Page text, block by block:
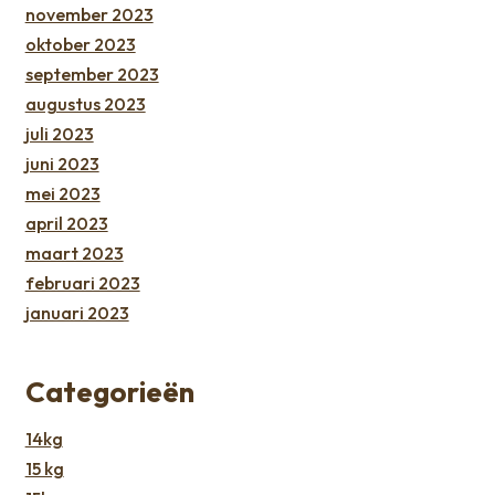
november 2023
oktober 2023
september 2023
augustus 2023
juli 2023
juni 2023
mei 2023
april 2023
maart 2023
februari 2023
januari 2023
Categorieën
14kg
15 kg